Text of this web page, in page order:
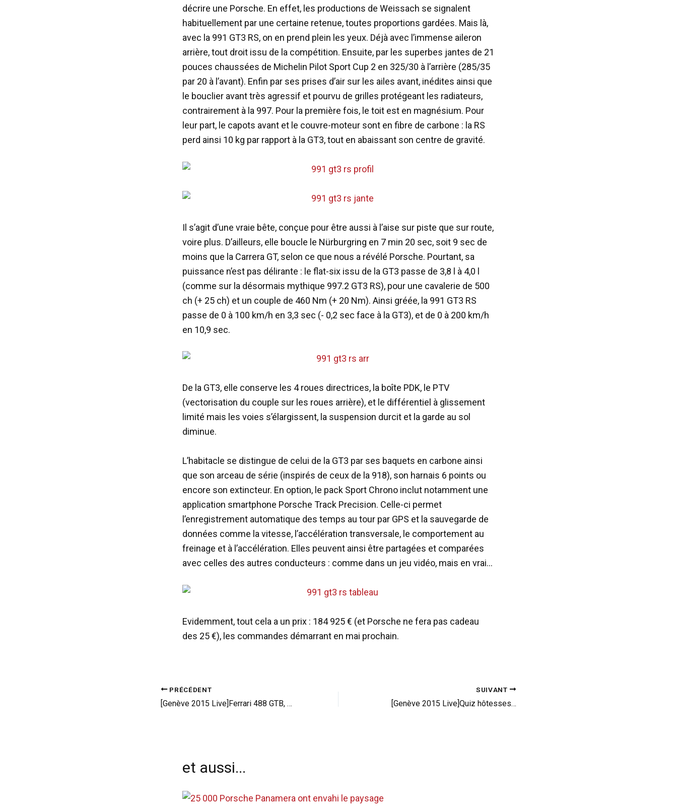
décrire une Porsche. En effet, les productions de Weissach se signalent
habituellement par une certaine retenue, toutes proportions gardées. Mais là,
avec la 991 GT3 RS, on en prend plein les yeux. Déjà avec l’immense aileron
arrière, tout droit issu de la compétition. Ensuite, par les superbes jantes de 21
pouces chaussées de Michelin Pilot Sport Cup 2 en 325/30 à l’arrière (285/35
par 20 à l’avant). Enfin par ses prises d’air sur les ailes avant, inédites ainsi que
le bouclier avant très agressif et pourvu de grilles protégeant les radiateurs,
contrairement à la 997. Pour la première fois, le toit est en magnésium. Pour
leur part, le capots avant et le couvre-moteur sont en fibre de carbone : la RS
perd ainsi 10 kg par rapport à la GT3, tout en abaissant son centre de gravité.
Il s’agit d’une vraie bête, conçue pour être aussi à l’aise sur piste que sur route,
voire plus. D’ailleurs, elle boucle le Nürburgring en 7 min 20 sec, soit 9 sec de
moins que la Carrera GT, selon ce que nous a révélé Porsche. Pourtant, sa
puissance n’est pas délirante : le flat-six issu de la GT3 passe de 3,8 l à 4,0 l
(comme sur la désormais mythique 997.2 GT3 RS), pour une cavalerie de 500
ch (+ 25 ch) et un couple de 460 Nm (+ 20 Nm). Ainsi gréée, la 991 GT3 RS
passe de 0 à 100 km/h en 3,3 sec (- 0,2 sec face à la GT3), et de 0 à 200 km/h
en 10,9 sec.
De la GT3, elle conserve les 4 roues directrices, la boîte PDK, le PTV
(vectorisation du couple sur les roues arrière), et le différentiel à glissement
limité mais les voies s’élargissent, la suspension durcit et la garde au sol
diminue.
L’habitacle se distingue de celui de la GT3 par ses baquets en carbone ainsi
que son arceau de série (inspirés de ceux de la 918), son harnais 6 points ou
encore son extincteur. En option, le pack Sport Chrono inclut notamment une
application smartphone Porsche Track Precision. Celle-ci permet
l’enregistrement automatique des temps au tour par GPS et la sauvegarde de
données comme la vitesse, l’accélération transversale, le comportement au
freinage et à l’accélération. Elles peuvent ainsi être partagées et comparées
avec celles des autres conducteurs : comme dans un jeu vidéo, mais en vrai…
Evidemment, tout cela a un prix : 184 925 € (et Porsche ne fera pas cadeau
des 25 €), les commandes démarrant en mai prochain.
PRÉCÉDENT
[Genève 2015 Live]Ferrari 488 GTB, moins pure et plus dure
SUIVANT
[Genève 2015 Live]Quiz hôtesses…
et aussi...